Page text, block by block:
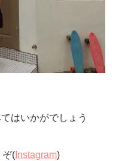
はいかがでしょう
ぞ(Instagram)